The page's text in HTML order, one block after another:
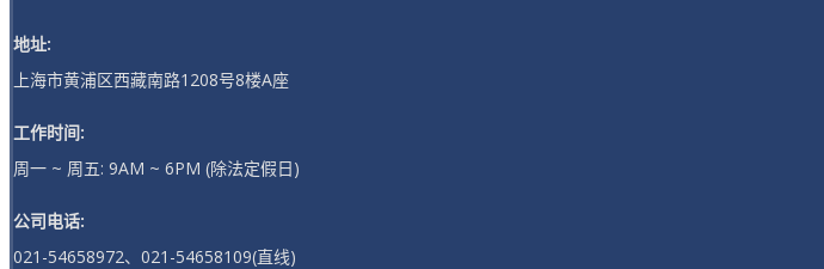
地址:
上海市黄浦区西藏南路1208号8楼A座
工作时间:
周一 ~ 周五: 9AM ~ 6PM (除法定假日)
公司电话:
021-54658972、021-54658109(直线)